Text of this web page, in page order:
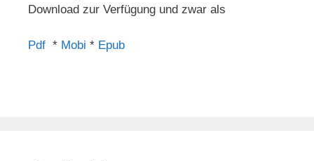
Download zur Verfügung und zwar als
Pdf * Mobi * Epub